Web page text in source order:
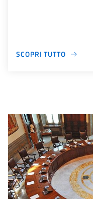
SCOPRI TUTTO